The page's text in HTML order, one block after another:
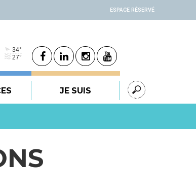
ESPACE RÉSERVÉ
JE SUIS